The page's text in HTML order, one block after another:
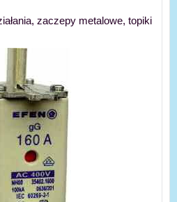
zaczepy metalowe, topiki